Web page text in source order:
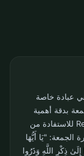
عبادة خاصة
بدقة أهمية
كبيرة للمسلمين المقيمين في Redwitz A.d.rodach للاستفادة من
الجمعة: "يَا أَيُّهَا
ذِكْرِ اللَّهِ وَذَرُوا